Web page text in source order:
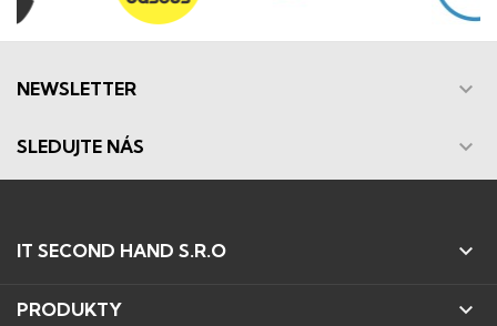
NEWSLETTER 
SLEDUJTE NÁS 
IT SECOND HAND S.R.O 
PRODUKTY 